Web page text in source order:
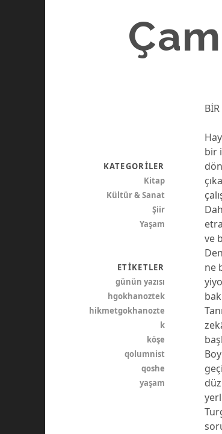
BİR
bir
ve
ne
KATEGORILER
Kitap
Kültür & Sanat
Şiir
Yaşam
ETIKETLER
günün yazısı
hgokhanoztek
hikmetgokhanozte
k
köşe
qolumnist
qoshe
yaşam